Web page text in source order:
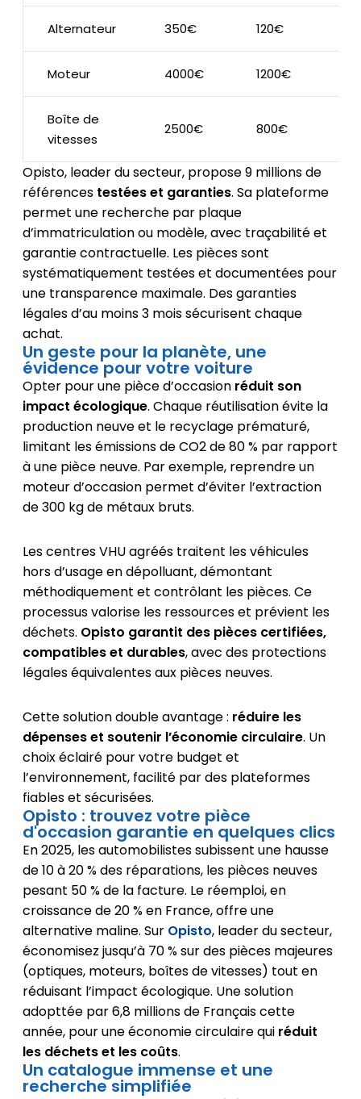
Alternateur 350€ 120€
Moteur 4000€ 1200€
Boîte de
vitesses
2500€ 800€
Opisto, leader du secteur, propose 9 millions de
références testées et garanties. Sa plateforme
permet une recherche par plaque
d’immatriculation ou modèle, avec traçabilité et
garantie contractuelle. Les pièces sont
systématiquement testées et documentées pour
une transparence maximale. Des garanties
légales d’au moins 3 mois sécurisent chaque
achat.
Un geste pour la planète, une
évidence pour votre voiture
Opter pour une pièce d’occasion réduit son
impact écologique. Chaque réutilisation évite la
production neuve et le recyclage prématuré,
limitant les émissions de CO2 de 80 % par rapport
à une pièce neuve. Par exemple, reprendre un
moteur d’occasion permet d’éviter l’extraction
de 300 kg de métaux bruts.
Les centres VHU agréés traitent les véhicules
hors d’usage en dépolluant, démontant
méthodiquement et contrôlant les pièces. Ce
processus valorise les ressources et prévient les
déchets. Opisto garantit des pièces certifiées,
compatibles et durables, avec des protections
légales équivalentes aux pièces neuves.
Cette solution double avantage : réduire les
dépenses et soutenir l’économie circulaire. Un
choix éclairé pour votre budget et
l’environnement, facilité par des plateformes
fiables et sécurisées.
Opisto : trouvez votre pièce
d'occasion garantie en quelques clics
En 2025, les automobilistes subissent une hausse
de 10 à 20 % des réparations, les pièces neuves
pesant 50 % de la facture. Le réemploi, en
croissance de 20 % en France, offre une
alternative maline. Sur Opisto, leader du secteur,
économisez jusqu’à 70 % sur des pièces majeures
(optiques, moteurs, boîtes de vitesses) tout en
réduisant l’impact écologique. Une solution
adopttée par 6,8 millions de Français cette
année, pour une économie circulaire qui réduit
les déchets et les coûts.
Un catalogue immense et une
recherche simplifiée